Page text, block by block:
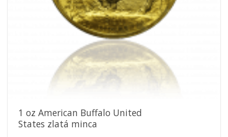
1 oz American Buffalo United
States zlatá minca